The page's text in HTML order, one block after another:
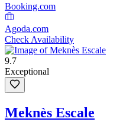
Booking.com
Agoda.com
Check Availability
9.7
Exceptional
Meknès Escale